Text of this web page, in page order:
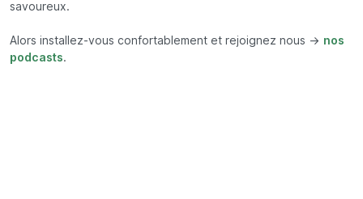
savoureux.
Alors installez-vous confortablement et rejoignez nous -> nos
podcasts.